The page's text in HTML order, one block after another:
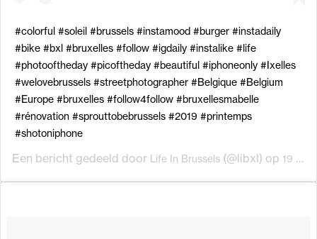
#colorful #soleil #brussels #instamood #burger #instadaily
#bike #bxl #bruxelles #follow #igdaily #instalike #life
#photooftheday #picoftheday #beautiful #iphoneonly #Ixelles
#welovebrussels #streetphotographer #Belgique #Belgium
#Europe #bruxelles #follow4follow #bruxellesmabelle
#rénovation #sprouttobebrussels #2019 #printemps
#shotoniphone
Een bericht gedeeld door Life In Brussels (@libxl) op 19 Mei 2019 om 10:55 (PDT)